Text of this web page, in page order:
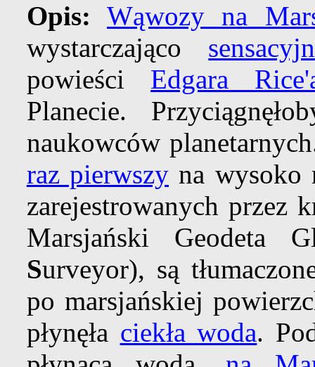
Opis:
Wąwozy na
wystarczająco
powieści Edgara
Planecie.
naukowców
raz pierwszy na wysoko
zarejestrowanych przez
Marsjański Geodeta
Surveyor), są
po marsjańskiej
płynęła ciekła woda.